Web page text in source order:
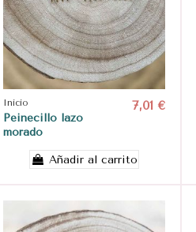
Inicio
Peinecillo lazo
morado
7,01 €
Añadir al carrito